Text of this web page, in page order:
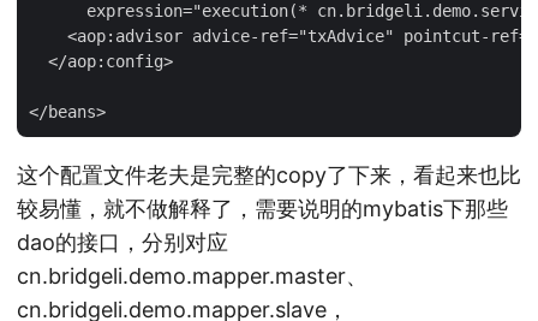
expression="execution(*
<aop:advisor advice-ref="txAdvice" pointcut-
  </aop:config>
这个配置文件老夫是完整的copy了下来，看起来也比
较易懂，就不做解释了，需要说明的mybatis下那些
dao的接口，分别对应
cn.bridgeli.demo.mapper.master、
cn.bridgeli.demo.mapper.slave，